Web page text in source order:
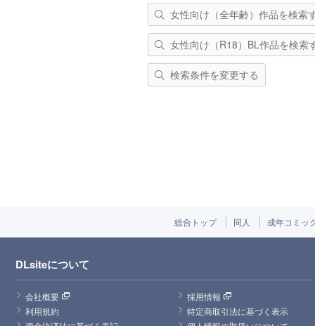
女性向け（全年齢）作品を検索
女性向け（R18）BL作品を検索
検索条件を変更する
総合トップ 同人 成年コミッ
DLsiteについて
会社概要
採用情報
利用規約
特定商取引法に基づく表示